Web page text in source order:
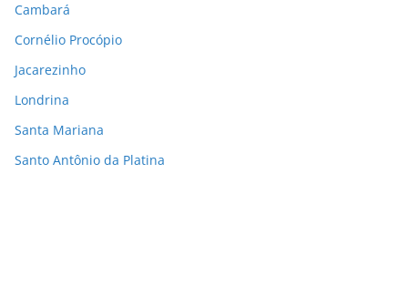
Cambará
Cornélio Procópio
Jacarezinho
Londrina
Santa Mariana
Santo Antônio da Platina